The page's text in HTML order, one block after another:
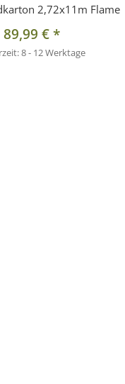
2,72x11m Flame
89,99 €*
8 - 12 Werktage